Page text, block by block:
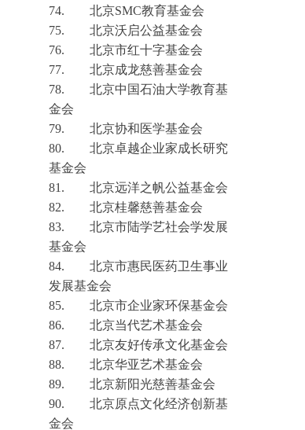
74.
北京SMC教育基金会
75.
北京沃启公益基金会
76.
北京市红十字基金会
77.
北京成龙慈善基金会
78.
北京中国石油大学教育基
金会
79.
北京协和医学基金会
80.
北京卓越企业家成长研究
基金会
81.
北京远洋之帆公益基金会
82.
北京桂馨慈善基金会
83.
北京市陆学艺社会学发展
基金会
84.
北京市惠民医药卫生事业
发展基金会
85.
北京市企业家环保基金会
86.
北京当代艺术基金会
87.
北京友好传承文化基金会
88.
北京华亚艺术基金会
89.
北京新阳光慈善基金会
90.
北京原点文化经济创新基
金会